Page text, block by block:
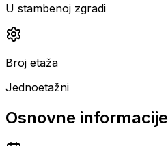
U stambenoj zgradi
Broj etaža
Jednoetažni
Osnovne informacije